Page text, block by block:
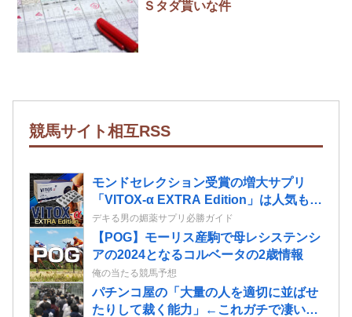
Ｓタダ貰いな件
競馬サイト相互RSS
モンドセレクション受賞の増大サプリ
「VITOX-α EXTRA Edition」は人気も実
力も本物だった！
デキる男の媚薬サプリ必勝ガイド
【POG】モーリス産駒で母レシステンシ
アの2024となるコルベータの2歳情報
俺の当たる競馬予想
パチンコ屋の「大量の人を適切に並ばせ
たりして裁く能力」←これガチで凄いよ